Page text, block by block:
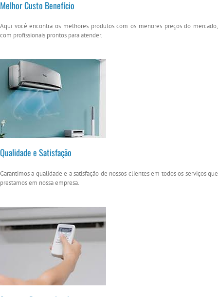
Melhor Custo Benefício
Aqui você encontra os melhores produtos com os menores preços do mercado,
com profissionais prontos para atender.
Qualidade e Satisfação
Garantimos a qualidade e a satisfação de nossos clientes em todos os serviços que
prestamos em nossa empresa.